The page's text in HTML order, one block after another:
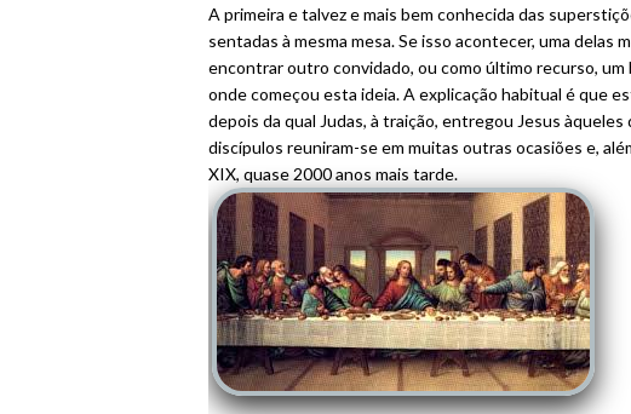
A primeira e talvez e mais bem conhecida das
sentadas à mesma mesa. Se isso acontecer, uma delas
encontrar outro convidado, ou como último recurso, um
onde começou esta ideia. A explicação habitual é que
depois da qual Judas, à traição, entregou Jesus
discípulos reuniram-se em muitas outras ocasiões e,
XIX, quase 2000 anos mais tarde.